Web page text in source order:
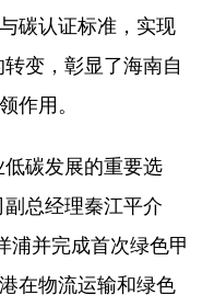
碳认证标准，实现
转变，彰显了海南自
作用。
碳发展的重要选
总经理秦江平介
浦并完成首次绿色甲
在物流运输和绿色